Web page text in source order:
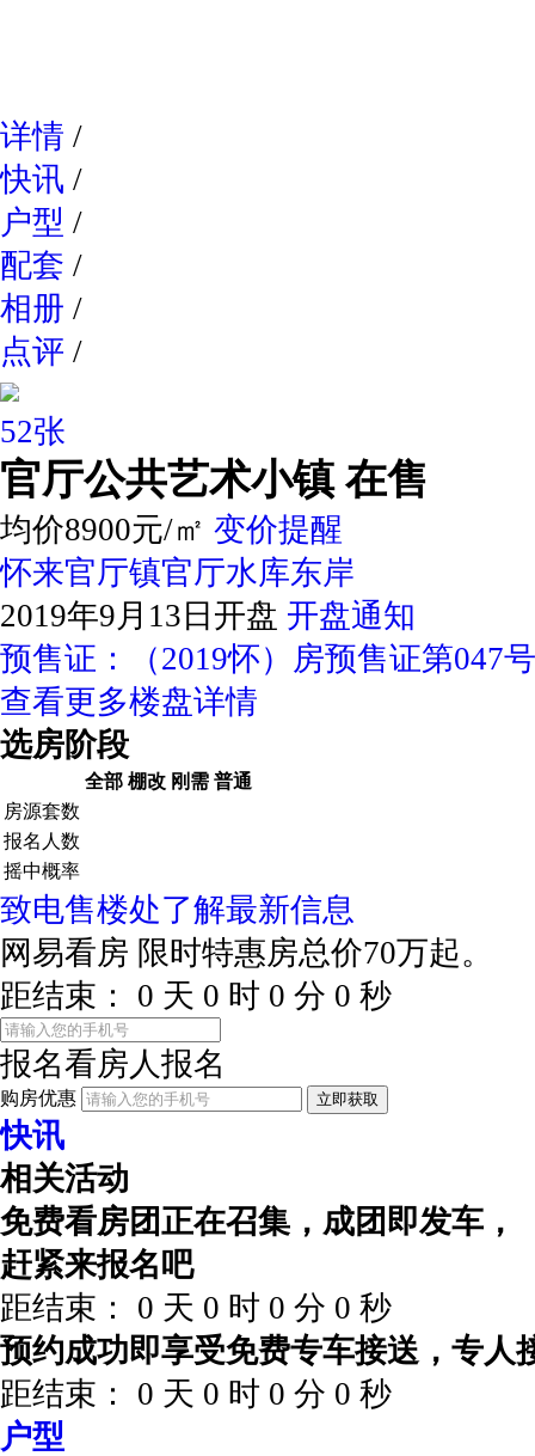
详情 /
快讯 /
户型 /
配套 /
相册 /
点评 /
52张
官厅公共艺术小镇 在售
均价8900元/㎡ 变价提醒
怀来官厅镇官厅水库东岸
2019年9月13日开盘 开盘通知
预售证：（2019怀）房预售证第047号
查看更多楼盘详情
选房阶段
全部 棚改 刚需 普通
房源套数
报名人数
摇中概率
致电售楼处了解最新信息
网易看房 限时特惠房总价70万起。
距结束：
0 天 0 时 0 分 0 秒
报名看房人报名
购房优惠 立即获取
快讯
相关活动
免费看房团正在召集，成团即发车，
赶紧来报名吧
距结束：
0 天 0 时 0 分 0 秒
预约成功即享受免费专车接送，专人
距结束：
0 天 0 时 0 分 0 秒
户型